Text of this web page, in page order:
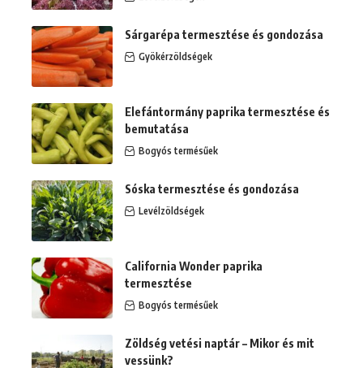
Sárgarépa termesztése és gondozása
Gyökérzöldségek
Elefántormány paprika termesztése és
bemutatása
Bogyós termésűek
Sóska termesztése és gondozása
Levélzöldségek
California Wonder paprika
termesztése
Bogyós termésűek
Zöldség vetési naptár – Mikor és mit
vessünk?